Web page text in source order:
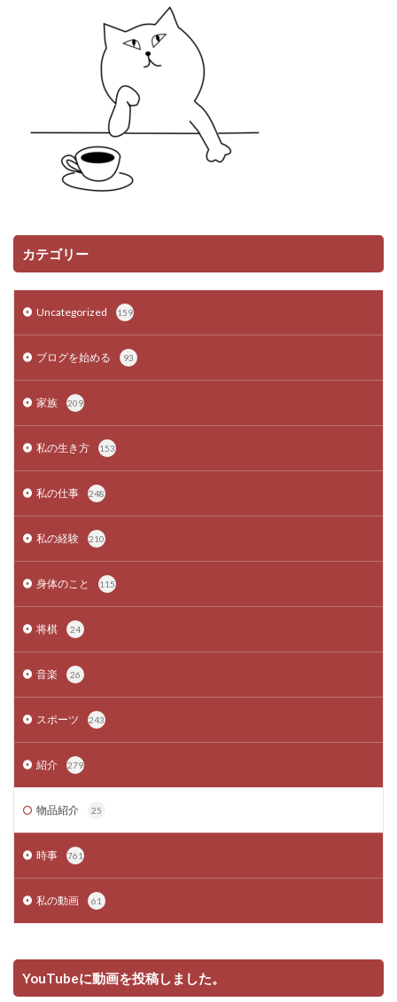
カテゴリー
Uncategorized 159
ブログを始める 93
家族 209
私の生き方 153
私の仕事 248
私の経験 210
身体のこと 115
将棋 24
音楽 26
スポーツ 243
紹介 279
物品紹介 25
時事 761
私の動画 61
YouTubeに動画を投稿しました。